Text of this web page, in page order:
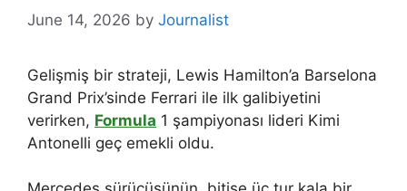
June 14, 2026 by Journalist
Gelişmiş bir strateji, Lewis Hamilton’a Barselona
Grand Prix’sinde Ferrari ile ilk galibiyetini
verirken, Formula 1 şampiyonası lideri Kimi
Antonelli geç emekli oldu.